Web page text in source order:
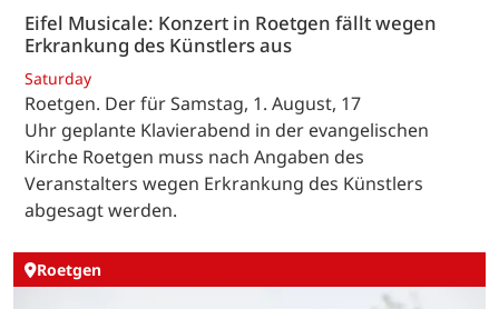
Eifel Musicale: Konzert in Roetgen fällt wegen
Erkrankung des Künstlers aus
Saturday
Roetgen. Der für Samstag, 1. August, 17
Uhr geplante Klavierabend in der evangelischen
Kirche Roetgen muss nach Angaben des
Veranstalters wegen Erkrankung des Künstlers
abgesagt werden.
Roetgen